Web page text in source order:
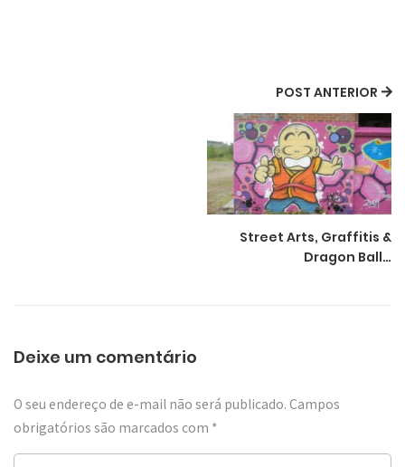
POST ANTERIOR
Street Arts, Graffitis &
Dragon Ball…
Deixe um comentário
O seu endereço de e-mail não será publicado. Campos
obrigatórios são marcados com *